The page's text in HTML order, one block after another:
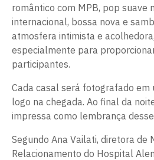
romântico com MPB, pop suave
internacional, bossa nova e
atmosfera intimista e
especialmente para
participantes.
Cada casal será fotografado em
logo na chegada. Ao final da
impressa como lembrança
Segundo Ana Vailati, diretora de
Relacionamento do Hospital